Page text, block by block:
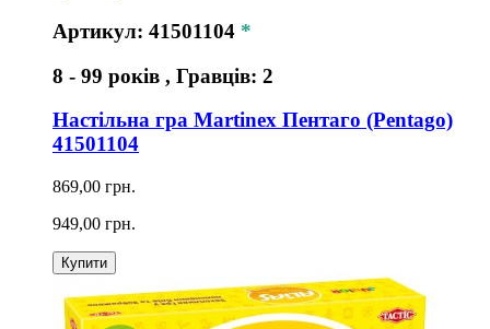
Артикул: 41501104 *
8 - 99 років , Гравців: 2
Настільна гра Martinex Пентаго (Pentago)
41501104
869,00 грн.
949,00 грн.
Купити